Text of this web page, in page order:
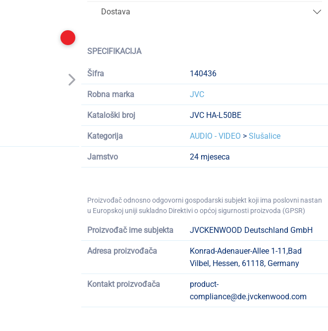
Dostava
SPECIFIKACIJA
Šifra 140436
Robna marka JVC
Kataloški broj JVC HA-L50BE
Kategorija AUDIO - VIDEO >Slušalice
Jamstvo 24 mjeseca
Proizvođač odnosno odgovorni gospodarski subjekt koji ima poslovni nastan
u Europskoj uniji sukladno Direktivi o općoj sigurnosti proizvoda (GPSR)
Proizvođač ime subjekta JVCKENWOOD Deutschland GmbH
Adresa proizvođača
Konrad-Adenauer-Allee 1-11,Bad
Vilbel, Hessen, 61118, Germany
Kontakt proizvođača
product-
compliance@de.jvckenwood.com